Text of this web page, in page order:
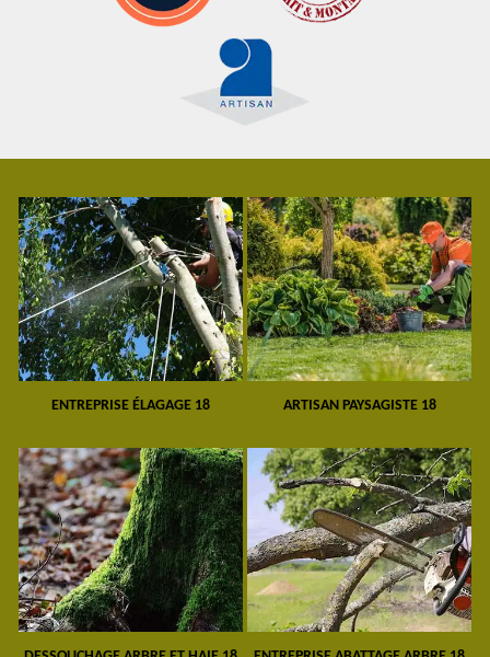
ENTREPRISE ÉLAGAGE 18 ARTISAN PAYSAGISTE 18